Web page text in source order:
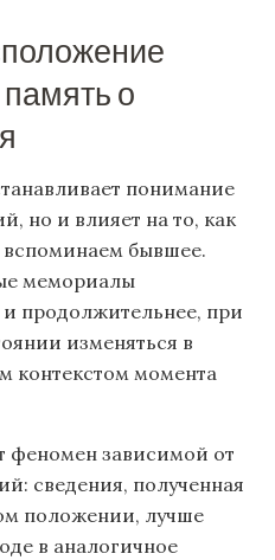
память о
понимание
но и влияет на то, как
бывшее.
мемориалы
и продолжительнее, при
изменяться в
контекстом момента
феномен зависимой от
сведения, полученная
положении, лучше
в аналогичное